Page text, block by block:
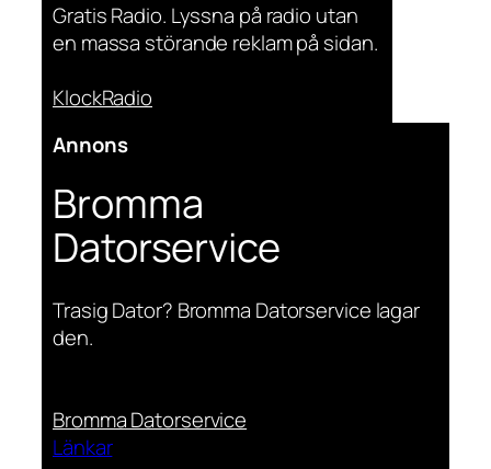
Gratis Radio. Lyssna på radio utan
en massa störande reklam på sidan.
KlockRadio
Annons
Bromma
Datorservice
Trasig Dator? Bromma Datorservice lagar
den.
Bromma Datorservice
Länkar